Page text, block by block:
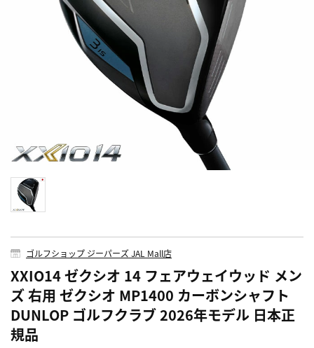
ゴルフショップ ジーパーズ JAL Mall店
XXIO14 ゼクシオ 14 フェアウェイウッド メン
ズ 右用 ゼクシオ MP1400 カーボンシャフト
DUNLOP ゴルフクラブ 2026年モデル 日本正
規品